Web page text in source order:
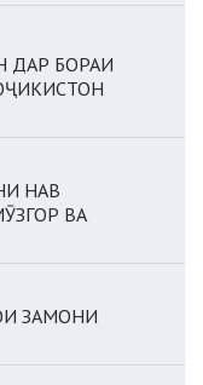
ДАР БОРАИ
НАВ
ВА
ЗАМОНИ